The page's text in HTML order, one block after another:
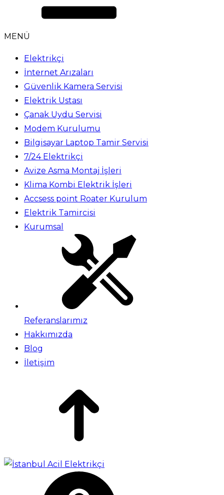
MENÜ
Elektrikçi
İnternet Arızaları
Güvenlik Kamera Servisi
Elektrik Ustası
Çanak Uydu Servisi
Modem Kurulumu
Bilgisayar Laptop Tamir Servisi
7/24 Elektrikçi
Avize Asma Montaj İşleri
Klima Kombi Elektrik İşleri
Accsess point Roater Kurulum
Elektrik Tamircisi
Kurumsal
Referanslarımız
Hakkımızda
Blog
İletişim